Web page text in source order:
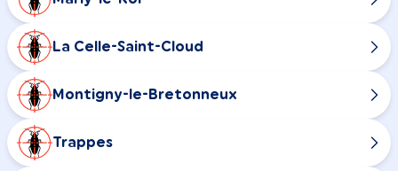
La Celle-Saint-Cloud
Montigny-le-Bretonneux
Trappes